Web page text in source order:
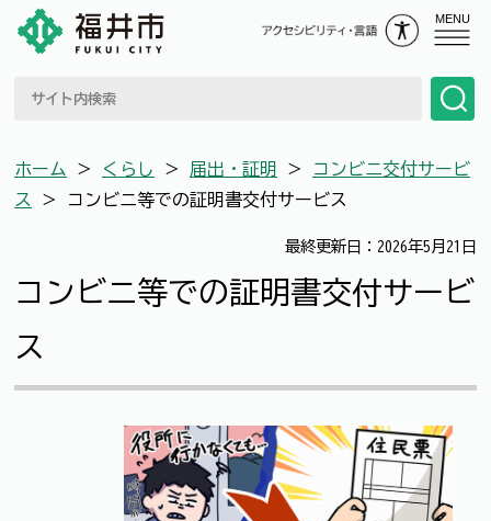
MENU
ホーム ＞ くらし ＞ 届出・証明 ＞
コンビニ交付サービ
ス
＞ コンビニ等での証明書交付サービス
最終更新日：2026年5月21日
コンビニ等での証明書交付サービ
ス